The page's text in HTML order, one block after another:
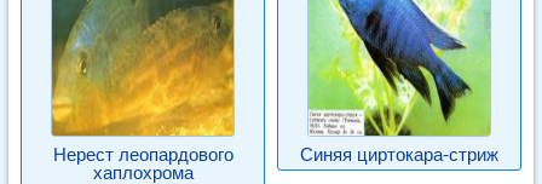
Нерест леопардового
хаплохрома
Синяя циртокара-стриж